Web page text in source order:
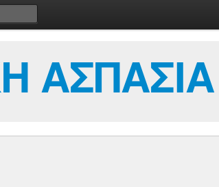
ΑΣΠΑΣΙΑ